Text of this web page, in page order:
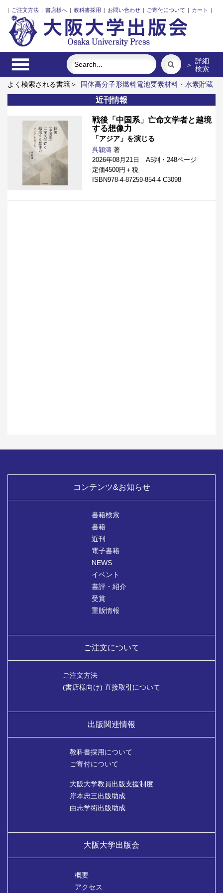
| ご注文方法 | 書店様へ | 教科書採用 | お問い合わせ | ご寄付について | カート |
＞ 詳細
検索
よく検索される書籍＞
固体高分子形燃料電池要素材料・水素貯蔵
材料の知的設計
明治・大正・昭和の細菌学者たち 食べる
近
代日本における企業家の諸系譜
レーザーとプラズマと粒子ビー
近刊情報
戦後「中国系」亡命文学者と越境
する想像力
「アジア」を演じる
呉穎濤 著
2026年08月21日 A5判・248ページ
定価4500円＋税
ISBN978-4-87259-854-4 C3098
コンテンツ&お知らせ
書籍検索
書籍
近刊
電子書籍
NEWS
イベント
書評・紹介
受賞
重版情報
ご注文について
ご注文方法
(書店様向け) 直接取引について
出版関連情報
教科書採用について
ご寄付について
大阪大学教員出版支援制度
岸本忠三出版助成
由志学術出版助成
大阪大学出版会
概要
アクセス